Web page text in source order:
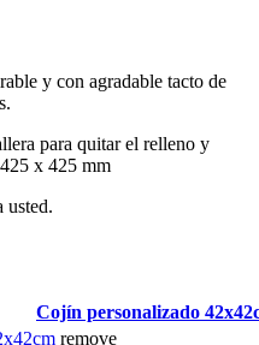
y con agradable tacto de
para quitar el relleno y
425 x 425 mm
usted.
Cojín personalizado
remove